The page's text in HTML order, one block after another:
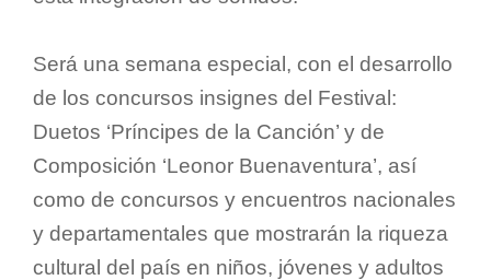
Será una semana especial, con el desarrollo
de los concursos insignes del Festival:
Duetos ‘Príncipes de la Canción’ y de
Composición ‘Leonor Buenaventura’, así
como de concursos y encuentros nacionales
y departamentales que mostrarán la riqueza
cultural del país en niños, jóvenes y adultos